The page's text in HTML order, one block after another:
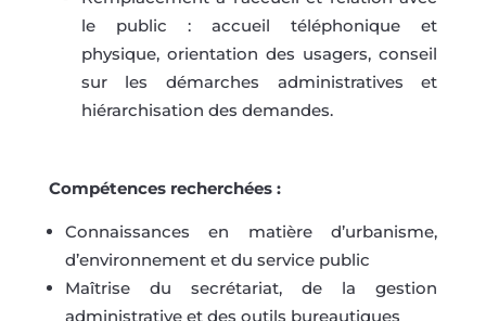
le public : accueil téléphonique et
physique, orientation des usagers, conseil
sur les démarches administratives et
hiérarchisation des demandes.
Compétences recherchées :
Connaissances en matière d’urbanisme,
d’environnement et du service public
Maîtrise du secrétariat, de la gestion
administrative et des outils bureautiques